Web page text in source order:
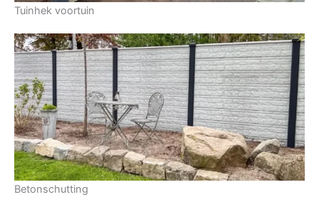
Tuinhek voortuin
Betonschutting